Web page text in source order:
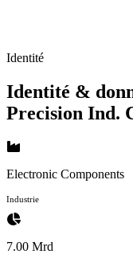
Identité
Identité &
Precision Ind.
Electronic Components
Industrie
7.00 Mrd